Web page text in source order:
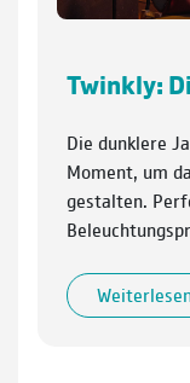
Twinkly:
Die dunklere
Moment, um
gestalten.